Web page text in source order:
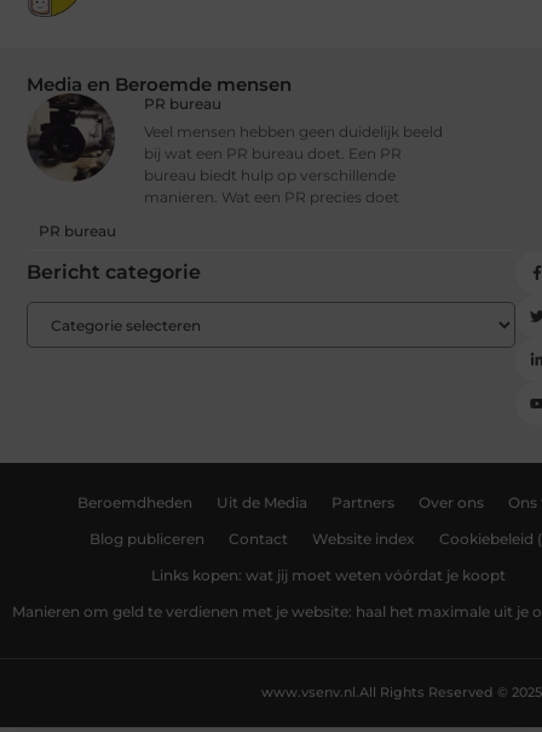
Media en Beroemde mensen
PR bureau
Veel mensen hebben geen duidelijk beeld
bij wat een PR bureau doet. Een PR
bureau biedt hulp op verschillende
manieren. Wat een PR precies doet
PR bureau
Bericht categorie
Beroemdheden Uit de Media Partners Over ons Ons
Blog publiceren Contact Website index Cookiebeleid
Links kopen: wat jij moet weten vóórdat je koopt
Manieren om geld te verdienen met je website: haal het maximale uit je
All Rights Reserved © 2025
www.vsenv.nl.